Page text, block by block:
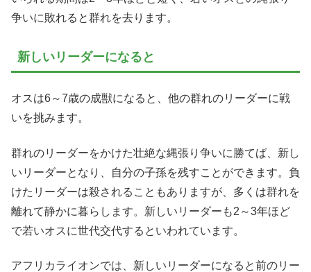
争いに敗れると群れを去ります。
新しいリーダーになると
オスは6～7歳の成獣になると、他の群れのリーダーに戦
いを挑みます。
群れのリーダーをかけた壮絶な縄張り争いに勝てば、新し
いリーダーとなり、自分の子孫を残すことができます。負
けたリーダーは殺されることもありますが、多くは群れを
離れて静かに暮らします。新しいリーダーも2～3年ほど
で若いオスに世代交代するといわれています。
アフリカライオンでは、新しいリーダーになると前のリー